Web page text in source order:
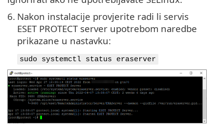
6. Nakon instalacije provjerite radi li servis
ESET PROTECT server upotrebom naredbe
prikazane u nastavku:
sudo systemctl status eraserver